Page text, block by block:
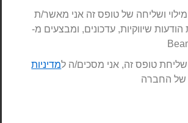
מילוי ושליחה של טופס זה אני מאשר/ת
שיווקיות, עדכונים, ומבצעים מ-
שליחת טופס זה, אני מסכים/ה למדיניות
החברה